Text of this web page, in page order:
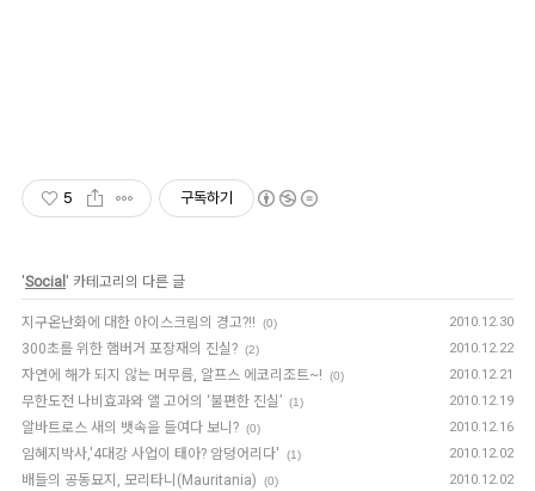
5 구독하기
'Social ' 카테고리의 다른 글
지구온난화에 대한 아이스크림의 경고?!! (0) 2010.12.30
300초를 위한 햄버거 포장재의 진실? (2) 2010.12.22
자연에 해가 되지 않는 머무름, 알프스 에코리조트~! (0) 2010.12.21
무한도전 나비효과와 앨 고어의 ‘불편한 진실’ (1) 2010.12.19
알바트로스 새의 뱃속을 들여다 보니? (0) 2010.12.16
임혜지박사,'4대강 사업이 태아? 암덩어리다' (1) 2010.12.02
배들의 공동묘지, 모리타니(Mauritania) (0) 2010.12.02